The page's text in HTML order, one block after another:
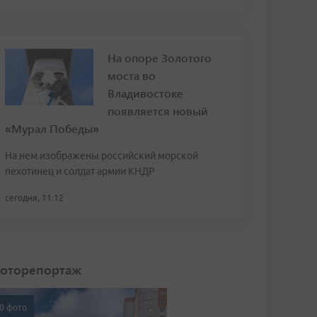
На опоре Золотого
моста во
Владивостоке
появляется новый
«Мурал Победы»
На нем изображены российский морской
пехотинец и солдат армии КНДР
сегодня, 11:12
фото